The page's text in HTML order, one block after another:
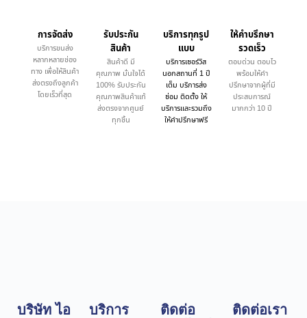
การจัดส่ง
บริการขนส่ง
หลากหลายช่อง
ทาง เพื่อให้สินค้า
ส่งตรงถึงลูกค้า
โดยเร็วที่สุด
รับประกัน
สินค้า
สินค้าดี มี
คุณภาพ มั่นใจได้
100% รับประกัน
คุณภาพสินค้าแท้
ส่งตรงจากศูนย์
ทุกชิ้น
บริการทุกรูป
แบบ
บริการเซอร์วิส
นอกสถานที่ 1 ปี
เต็ม บริการส่ง
ซ่อม ติดตั้ง ให้
บริการและรวมถึง
ให้คำปรึกษาฟรี
ให้คำบรึกษา
รวดเร็ว
ตอบด่วน ตอบไว
พร้อมให้คำ
ปรึกษาจากผู้ที่มี
ประสบการณ์
มากกว่า 10 ปี
บริษัท ไอ
บริการ
ติดต่อ
ติดต่อเรา